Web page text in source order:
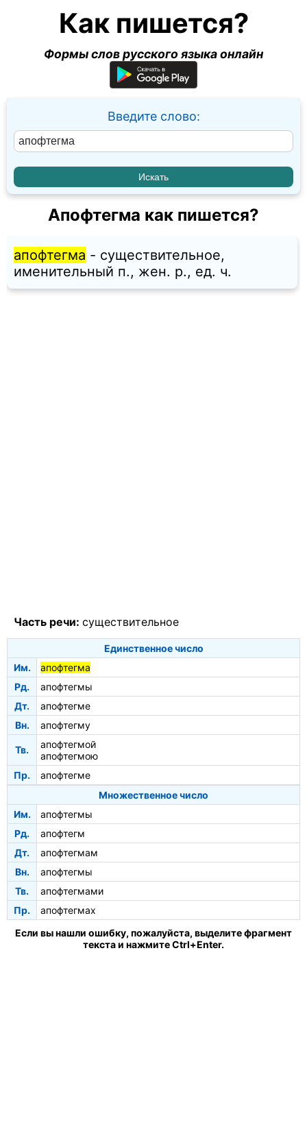
Как пишется?
Формы слов русского языка онлайн
Введите слово:
Апофтегма как пишется?
апофтегма - существительное,
именительный п., жен. p., ед. ч.
Часть речи: существительное
Единственное число
Им.
апофтегма
Рд.
апофтегмы
Дт.
апофтегме
Вн.
апофтегму
Тв.
апофтегмой
апофтегмою
Пр.
апофтегме
Множественное число
Им.
апофтегмы
Рд.
апофтегм
Дт.
апофтегмам
Вн.
апофтегмы
Тв.
апофтегмами
Пр.
апофтегмах
Если вы нашли ошибку, пожалуйста, выделите фрагмент
текста и нажмите Ctrl+Enter.